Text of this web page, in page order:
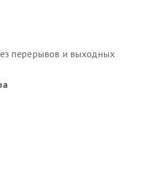
перерывов и выходных